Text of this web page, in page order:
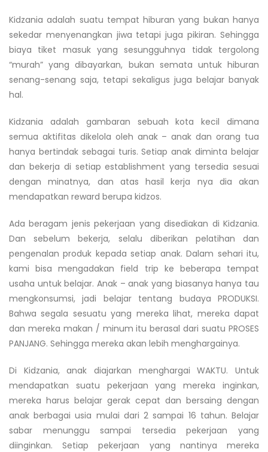
Kidzania adalah suatu tempat hiburan yang bukan hanya
sekedar menyenangkan jiwa tetapi juga pikiran. Sehingga
biaya tiket masuk yang sesungguhnya tidak tergolong
“murah” yang dibayarkan, bukan semata untuk hiburan
senang-senang saja, tetapi sekaligus juga belajar banyak
hal.
Kidzania adalah gambaran sebuah kota kecil dimana
semua aktifitas dikelola oleh anak – anak dan orang tua
hanya bertindak sebagai turis. Setiap anak diminta belajar
dan bekerja di setiap establishment yang tersedia sesuai
dengan minatnya, dan atas hasil kerja nya dia akan
mendapatkan reward berupa kidzos.
Ada beragam jenis pekerjaan yang disediakan di Kidzania.
Dan sebelum bekerja, selalu diberikan pelatihan dan
pengenalan produk kepada setiap anak. Dalam sehari itu,
kami bisa mengadakan field trip ke beberapa tempat
usaha untuk belajar. Anak – anak yang biasanya hanya tau
mengkonsumsi, jadi belajar tentang budaya PRODUKSI.
Bahwa segala sesuatu yang mereka lihat, mereka dapat
dan mereka makan / minum itu berasal dari suatu PROSES
PANJANG. Sehingga mereka akan lebih menghargainya.
Di Kidzania, anak diajarkan menghargai WAKTU. Untuk
mendapatkan suatu pekerjaan yang mereka inginkan,
mereka harus belajar gerak cepat dan bersaing dengan
anak berbagai usia mulai dari 2 sampai 16 tahun. Belajar
sabar menunggu sampai tersedia pekerjaan yang
diinginkan. Setiap pekerjaan yang nantinya mereka